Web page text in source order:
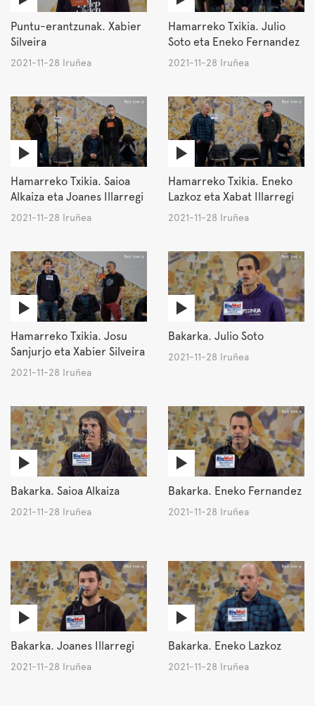
Puntu-erantzunak. Xabier
Silveira
2021-11-28 Iruñea
Hamarreko Txikia. Julio
Soto eta Eneko Fernandez
2021-11-28 Iruñea
Hamarreko Txikia. Saioa
Alkaiza eta Joanes Illarregi
2021-11-28 Iruñea
Hamarreko Txikia. Eneko
Lazkoz eta Xabat Illarregi
2021-11-28 Iruñea
Hamarreko Txikia. Josu
Sanjurjo eta Xabier Silveira
2021-11-28 Iruñea
Bakarka. Julio Soto
2021-11-28 Iruñea
Bakarka. Saioa Alkaiza
2021-11-28 Iruñea
Bakarka. Eneko Fernandez
2021-11-28 Iruñea
Bakarka. Joanes Illarregi
2021-11-28 Iruñea
Bakarka. Eneko Lazkoz
2021-11-28 Iruñea